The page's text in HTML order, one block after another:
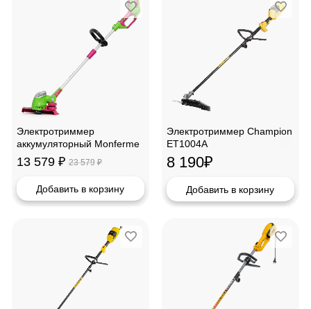
Электротриммер
аккумуляторный Monferme
21317М
23 579 ₽
13 579 ₽
Добавить в корзину
Электротриммер Champion
ET1004A
8 190₽
Добавить в корзину